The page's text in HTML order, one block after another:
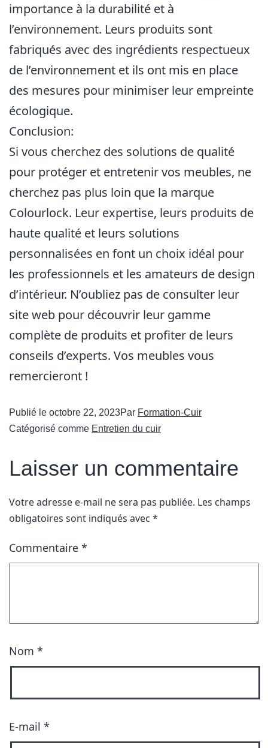
importance à la durabilité et à
l’environnement. Leurs produits sont
fabriqués avec des ingrédients respectueux
de l’environnement et ils ont mis en place
des mesures pour minimiser leur empreinte
écologique.
Conclusion:
Si vous cherchez des solutions de qualité
pour protéger et entretenir vos meubles, ne
cherchez pas plus loin que la marque
Colourlock. Leur expertise, leurs produits de
haute qualité et leurs solutions
personnalisées en font un choix idéal pour
les professionnels et les amateurs de design
d’intérieur. N’oubliez pas de consulter leur
site web pour découvrir leur gamme
complète de produits et profiter de leurs
conseils d’experts. Vos meubles vous
remercieront !
Publié le octobre 22, 2023Par Formation-Cuir
Catégorisé comme Entretien du cuir
Laisser un commentaire
Votre adresse e-mail ne sera pas publiée. Les champs
obligatoires sont indiqués avec *
Commentaire *
Nom *
E-mail *